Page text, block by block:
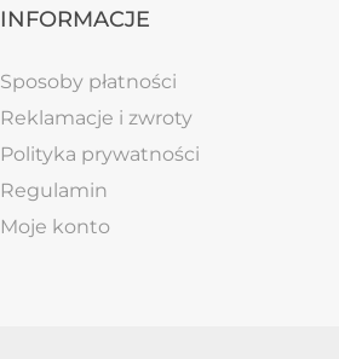
INFORMACJE
Sposoby płatności
Reklamacje i zwroty
Polityka prywatności
Regulamin
Moje konto